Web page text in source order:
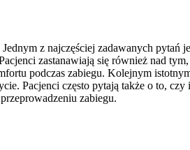
z najczęściej zadawanych pytań
zastanawiają się również nad
podczas zabiegu. Kolejnym
Pacjenci często pytają także o to,
zabiegu.